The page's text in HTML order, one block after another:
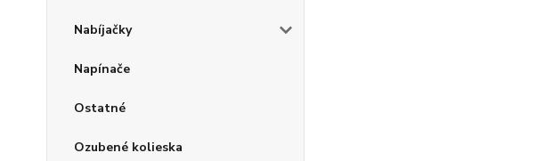
Nabíjačky
Napínače
Ostatné
Ozubené kolieska